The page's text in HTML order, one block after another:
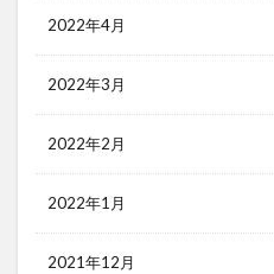
2022年4月
2022年3月
2022年2月
2022年1月
2021年12月